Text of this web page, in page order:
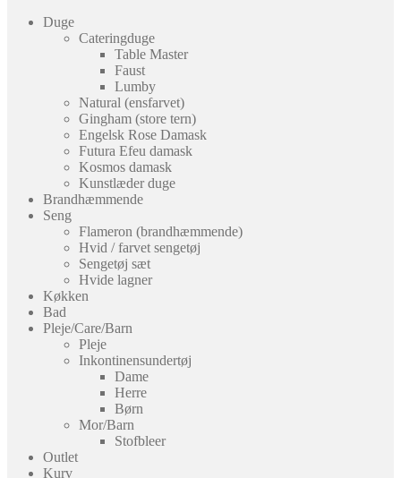
Duge
Cateringduge
Table Master
Faust
Lumby
Natural (ensfarvet)
Gingham (store tern)
Engelsk Rose Damask
Futura Efeu damask
Kosmos damask
Kunstlæder duge
Brandhæmmende
Seng
Flameron (brandhæmmende)
Hvid / farvet sengetøj
Sengetøj sæt
Hvide lagner
Køkken
Bad
Pleje/Care/Barn
Pleje
Inkontinensundertøj
Dame
Herre
Børn
Mor/Barn
Stofbleer
Outlet
Kurv